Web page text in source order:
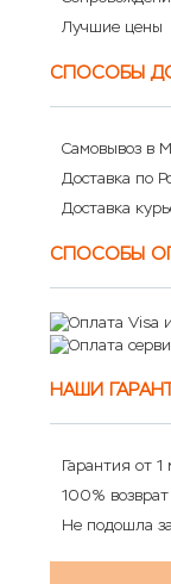
Лучшие цены
СПОСОБЫ
Самовывоз в
Доставка по
Доставка
СПОСОБЫ
НАШИ
Гарантия от 1
100%
Не подошла